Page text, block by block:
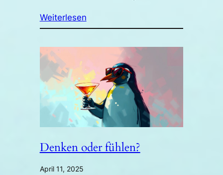
Weiterlesen
Denken oder fühlen?
April 11, 2025